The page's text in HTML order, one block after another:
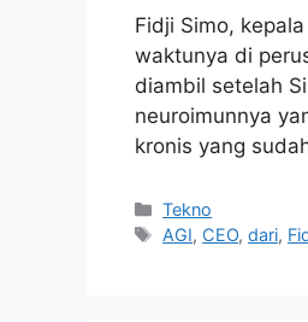
Fidji Simo,
waktunya di
diambil setelah
neuroimunnya
kronis yang
Kategori
Tekno
Tag
AGI, CEO,dari,